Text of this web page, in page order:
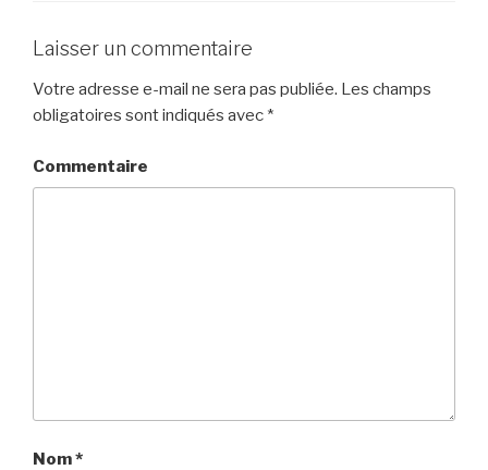
Laisser un commentaire
Votre adresse e-mail ne sera pas publiée. Les champs
obligatoires sont indiqués avec *
Commentaire
Nom*